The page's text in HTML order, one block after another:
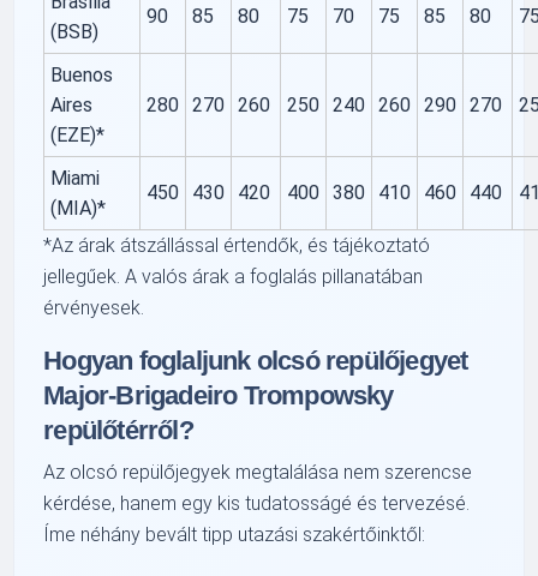
(BSB)
90 85 80 75 70 75 85 80
Buenos
Aires
(EZE)*
280 270 260 250 240 260 290 270
Miami
(MIA)*
450 430 420 400 380 410 460 440
*Az árak átszállással értendők, és tájékoztató
jellegűek. A valós árak a foglalás pillanatában
érvényesek.
Hogyan foglaljunk olcsó repülőjegyet
Major-Brigadeiro Trompowsky
repülőtérről?
Az olcsó repülőjegyek megtalálása nem szerencse
kérdése, hanem egy kis tudatosságé és tervezésé.
Íme néhány bevált tipp utazási szakértőinktől: